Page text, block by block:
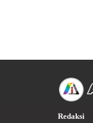
Redaksi